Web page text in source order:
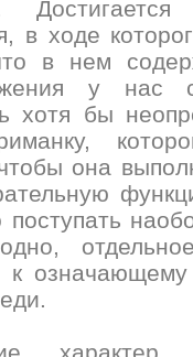
в ходе
в нем
у нас
хотя бы
чтобы она
к
характер